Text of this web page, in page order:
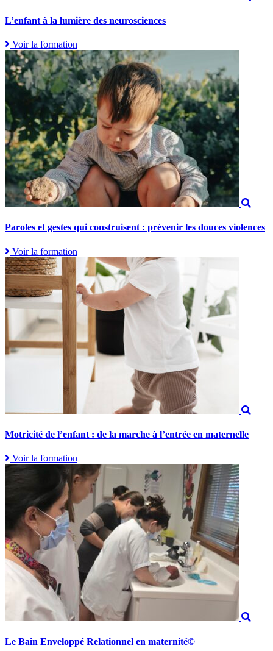
L’enfant à la lumière des neurosciences
Voir la formation
Paroles et gestes qui construisent : prévenir les douces violences
Voir la formation
Motricité de l’enfant : de la marche à l’entrée en maternelle
Voir la formation
Le Bain Enveloppé Relationnel en maternité©